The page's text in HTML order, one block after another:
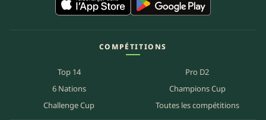
COMPÉTITIONS
Top 14
Pro D2
6 Nations
Champions Cup
Challenge Cup
Toutes les compétitions